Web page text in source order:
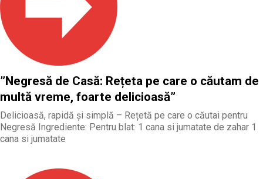
”Negresă de Casă: Rețeta pe care o căutam de
multă vreme, foarte delicioasă”
Delicioasă, rapidă și simplă – Rețetă pe care o căutai pentru
Negresă Ingrediente: Pentru blat: 1 cana si jumatate de zahar 1
cana si jumatate